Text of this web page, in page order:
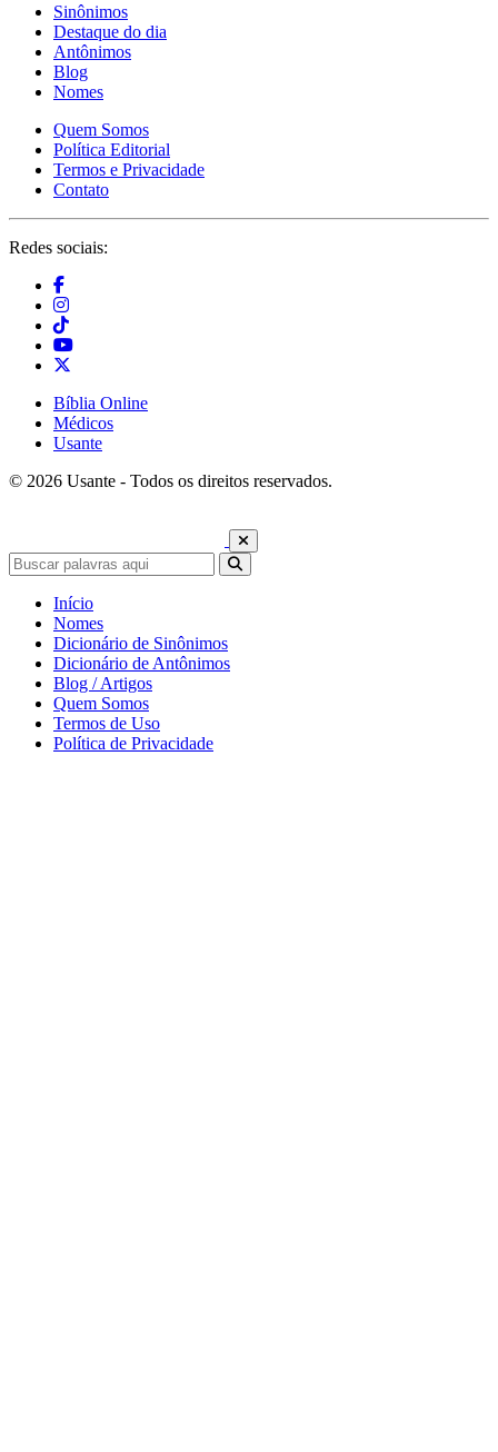
Sinônimos
Destaque do dia
Antônimos
Blog
Nomes
Quem Somos
Política Editorial
Termos e Privacidade
Contato
Redes sociais:
Bíblia Online
Médicos
Usante
© 2026 Usante - Todos os direitos reservados.
Início
Nomes
Dicionário de Sinônimos
Dicionário de Antônimos
Blog / Artigos
Quem Somos
Termos de Uso
Política de Privacidade